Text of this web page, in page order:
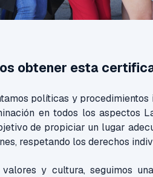
obtener esta
políticas y
en todos los aspectos
de propiciar un lugar
respetando los derechos
y cultura, seguimos